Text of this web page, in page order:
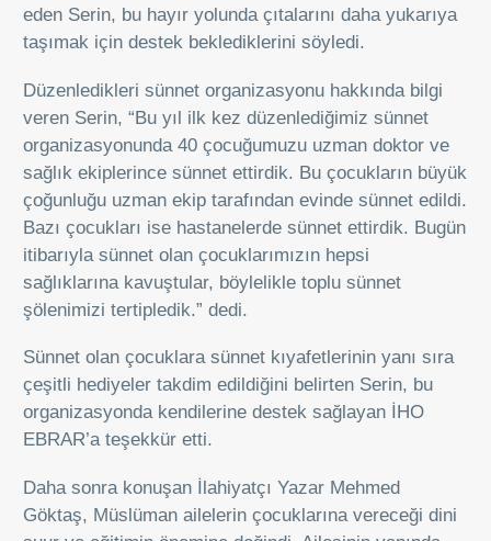
eden Serin, bu hayır yolunda çıtalarını daha yukarıya
taşımak için destek beklediklerini söyledi.
Düzenledikleri sünnet organizasyonu hakkında bilgi
veren Serin, “Bu yıl ilk kez düzenlediğimiz sünnet
organizasyonunda 40 çocuğumuzu uzman doktor ve
sağlık ekiplerince sünnet ettirdik. Bu çocukların büyük
çoğunluğu uzman ekip tarafından evinde sünnet edildi.
Bazı çocukları ise hastanelerde sünnet ettirdik. Bugün
itibarıyla sünnet olan çocuklarımızın hepsi
sağlıklarına kavuştular, böylelikle toplu sünnet
şölenimizi tertipledik.” dedi.
Sünnet olan çocuklara sünnet kıyafetlerinin yanı sıra
çeşitli hediyeler takdim edildiğini belirten Serin, bu
organizasyonda kendilerine destek sağlayan İHO
EBRAR’a teşekkür etti.
Daha sonra konuşan İlahiyatçı Yazar Mehmed
Göktaş, Müslüman ailelerin çocuklarına vereceği dini